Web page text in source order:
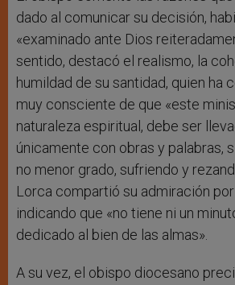
dado al comunicar su decisión,
«examinado ante Dios
sentido, destacó el realismo, la
humildad de su santidad, quien ha
muy consciente de que «este
naturaleza espiritual, debe ser
únicamente con obras y palabras,
no menor grado, sufriendo y
Lorca compartió su admiración por
indicando que «no tiene ni un
dedicado al bien de las almas».
A su vez, el obispo diocesano